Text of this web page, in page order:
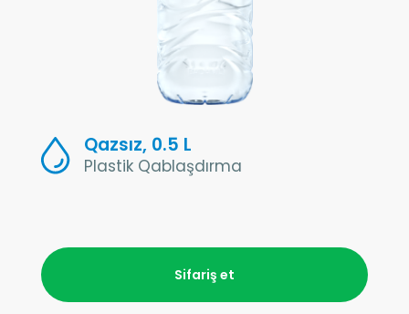
Qazsız, 0.5 L
Plastik Qablaşdırma
Sifariş et